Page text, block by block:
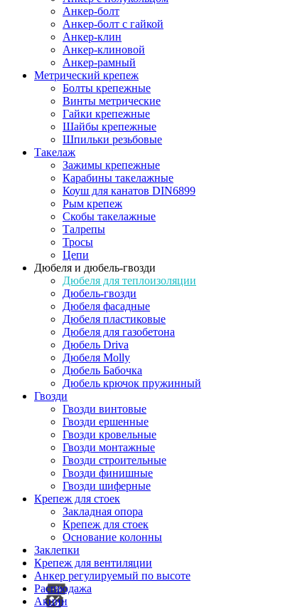
Анкер-болт
Анкер-болт с гайкой
Анкер-клин
Анкер-клиновой
Анкер-рамный
Метрический крепеж
Болты крепежные
Винты метрические
Гайки крепежные
Шайбы крепежные
Шпильки резьбовые
Такелаж
Зажимы крепежные
Карабины такелажные
Коуш для канатов DIN6899
Рым крепеж
Скобы такелажные
Талрепы
Тросы
Цепи
Дюбеля и дюбель-гвозди
Дюбеля для теплоизоляции
Дюбель-гвозди
Дюбеля фасадные
Дюбеля пластиковые
Дюбеля для газобетона
Дюбель Driva
Дюбеля Molly
Дюбель Бабочка
Дюбель крючок пружинный
Гвозди
Гвозди винтовые
Гвозди ершенные
Гвозди кровельные
Гвозди монтажные
Гвозди строительные
Гвозди финишные
Гвозди шиферные
Крепеж для стоек
Закладная опора
Крепеж для стоек
Основание колонны
Заклепки
Крепеж для вентиляции
Анкер регулируемый по высоте
Распродажа
Акции